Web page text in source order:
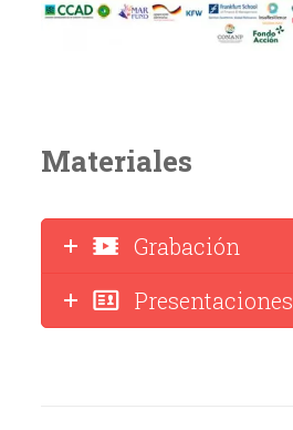
Materiales
Grabación
Presentaciones